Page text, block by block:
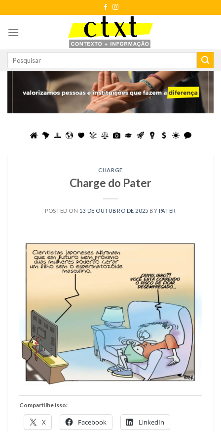
to
content
CHARGE
Charge do Pater
POSTED ON 13 DE OUTUBRO DE 2025 BY PATER
Compartilhe isso:
X Facebook LinkedIn